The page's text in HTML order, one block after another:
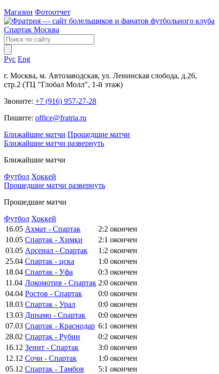
Магазин Фотоотчет
Рус Eng
г. Москва, м. Автозаводская, ул. Ленинская слобода, д.26,
стр.2 (ТЦ "Глобал Молл", 1-й этаж)
Звоните: +7 (916) 957-27-28
Пишите: office@fratria.ru
Ближайшие матчи Прошедшие матчи
Ближайшие матчи развернуть
Ближайшие матчи
Футбол Хоккей
Прошедшие матчи развернуть
Прошедшие матчи
Футбол Хоккей
16.05 Ахмат - Спартак 2:2 окончен
10.05 Спартак - Химки 2:1 окончен
03.05 Арсенал - Спартак 1:2 окончен
25.04 Спартак - цска 1:0 окончен
18.04 Спартак - Уфа 0:3 окончен
11.04 Локомотив - Спартак 2:0 окончен
04.04 Ростов - Спартак 0:0 окончен
18.03 Спартак - Урал 0:0 окончен
13.03 Динамо - Спартак 0:0 окончен
07.03 Спартак - Краснодар 6:1 окончен
28.02 Спартак - Рубин 0:2 окончен
16.12 Зенит - Спартак 3:0 окончен
12.12 Сочи - Спартак 1:0 окончен
05.12 Спартак - Тамбов 5:1 окончен